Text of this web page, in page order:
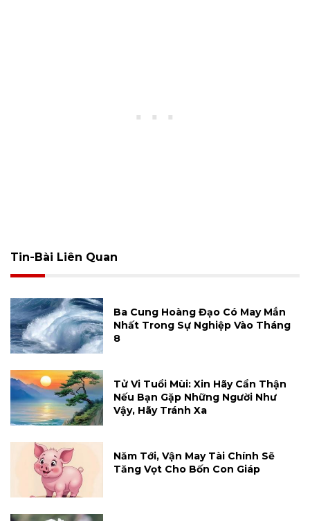
Tin-Bài Liên Quan
Ba Cung Hoàng Đạo Có May Mắn
Nhất Trong Sự Nghiệp Vào Tháng
8
Tử Vi Tuổi Mùi: Xin Hãy Cẩn Thận
Nếu Bạn Gặp Những Người Như
Vậy, Hãy Tránh Xa
Năm Tới, Vận May Tài Chính Sẽ
Tăng Vọt Cho Bốn Con Giáp